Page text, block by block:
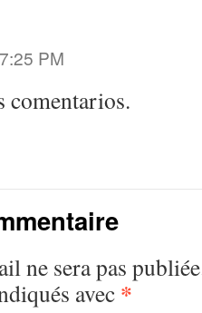
PM
comentarios.
ne sera pas
avec *